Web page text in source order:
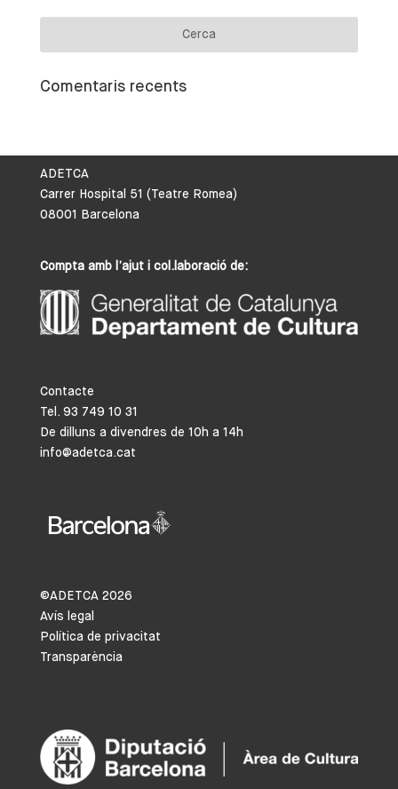
Comentaris recents
ADETCA
Carrer Hospital 51 (Teatre Romea)
08001 Barcelona
Compta amb l’ajut i col.laboració de:
Contacte
Tel. 93 749 10 31
De dilluns a divendres de 10h a 14h
info@adetca.cat
©ADETCA 2026
Avís legal
Política de privacitat
Transparència